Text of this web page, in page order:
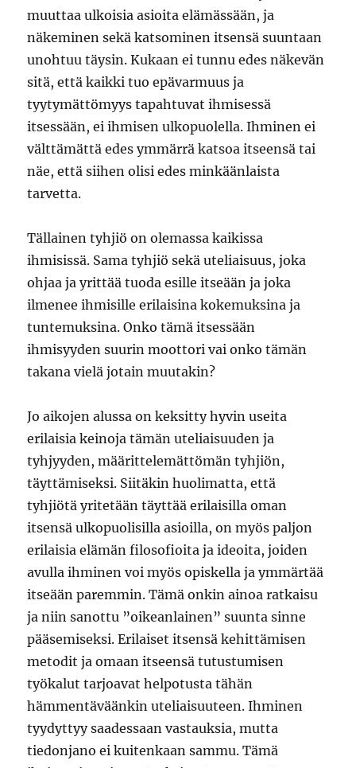
muuttaa ulkoisia asioita elämässään, ja
näkeminen sekä katsominen itsensä suuntaan
unohtuu täysin. Kukaan ei tunnu edes näkevän
sitä, että kaikki tuo epävarmuus ja
tyytymättömyys tapahtuvat ihmisessä
itsessään, ei ihmisen ulkopuolella. Ihminen ei
välttämättä edes ymmärrä katsoa itseensä tai
näe, että siihen olisi edes minkäänlaista
tarvetta.
Tällainen tyhjiö on olemassa kaikissa
ihmisissä. Sama tyhjiö sekä uteliaisuus, joka
ohjaa ja yrittää tuoda esille itseään ja joka
ilmenee ihmisille erilaisina kokemuksina ja
tuntemuksina. Onko tämä itsessään
ihmisyyden suurin moottori vai onko tämän
takana vielä jotain muutakin?
Jo aikojen alussa on keksitty hyvin useita
erilaisia keinoja tämän uteliaisuuden ja
tyhjyyden, määrittelemättömän tyhjiön,
täyttämiseksi. Siitäkin huolimatta, että
tyhjiötä yritetään täyttää erilaisilla oman
itsensä ulkopuolisilla asioilla, on myös paljon
erilaisia elämän filosofioita ja ideoita, joiden
avulla ihminen voi myös opiskella ja ymmärtää
itseään paremmin. Tämä onkin ainoa ratkaisu
ja niin sanottu ”oikeanlainen” suunta sinne
pääsemiseksi. Erilaiset itsensä kehittämisen
metodit ja omaan itseensä tutustumisen
työkalut tarjoavat helpotusta tähän
hämmentäväänkin uteliaisuuteen. Ihminen
tyydyttyy saadessaan vastauksia, mutta
tiedonjano ei kuitenkaan sammu. Tämä